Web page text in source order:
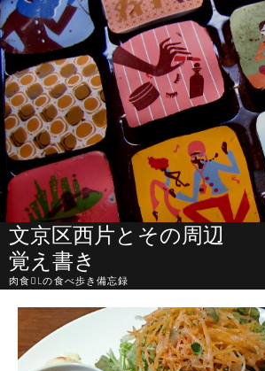
Skip
to
content
文京区西片とその周辺
覚え書き
肉食OLの食べ歩き備忘録